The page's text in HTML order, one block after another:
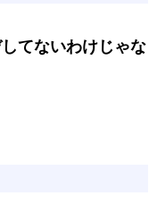
てないわけじゃな